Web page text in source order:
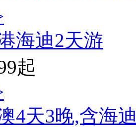
海迪2天游
起
4天3晚,含海